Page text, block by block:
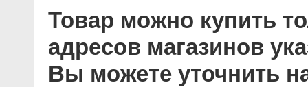
Товар можно купить
адресов магазинов
Вы можете уточнить